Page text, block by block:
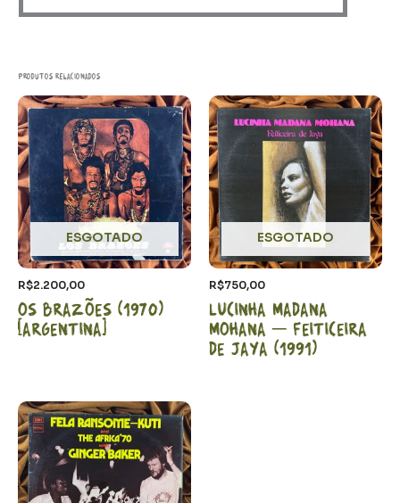
Produtos relacionados
ESGOTADO
R$2.200,00
Os Brazões (1970)
[Argentina]
ESGOTADO
R$750,00
Lucinha Madana
Mohana – Feiticeira
de Jaya (1991)